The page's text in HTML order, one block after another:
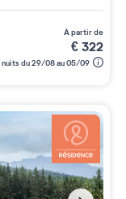
à partir de
€322
nuits du 29/08 au 05/09